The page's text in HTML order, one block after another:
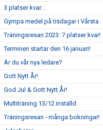
3 platser kvar...
Gympa medel på tisdagar i Vårsta
Träningsresan 2023: 7 platser kvar!
Terminen startar den 16 januari!
Är du vår nya ledare?
Gott Nytt År!
God Jul & Gott Nytt År!
Multiträning 13/12 inställd
Träningsresan - många bokningar!